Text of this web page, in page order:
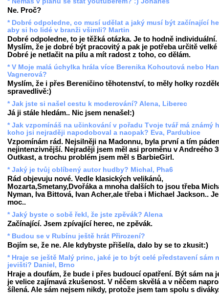
Ne. Proč?
* Dobré odpoledne, co musí udělat a jaký musí být začínající
aby si ho lidé v branži všimli? Martin
Dobré odpoledne, to je těžká otázka. Je to hodně individuální.
Myslím, že je dobré být pracovitý a pak je potřeba určitě
Dobré je netlačit na pilu a mít radost z toho, co dělám.
* V Moje malá úchylka hrála více Berenika Kohoutová nebo
Vagnerová?
Myslím, že i přes Bereničino těhotenství, to měly holky
spravedlivě:)
* Jak jste si našel cestu k moderování? Alena, Liberec
Já ji stále hledám.. Nic jsem nenašel:)
* Jak vzpomínáš na učinkování v pořadu Tvoje tvář má známý
koho jsi nejraději napodoboval a naopak? Eva, Pardubice
Vzpomínám rád. Nejsilněji na Madonnu, byla první a tím
nejintenzivnější. Nejraději jsem měl asi proměnu v Andreého
Outkast, a trochu problém jsem měl s BarbieGirl.
* Jaký je tvůj oblíbený autor hudby? Michal, Pha6
Rád objevuju nové. Vedle klasických velikánů,
Mozarta,Smetany,Dvořáka a mnoha dalších to jsou třeba
Nyman, Iva Bittová, Ivan Acher,ale třeba i Michael Jackson..
moc..
* Jaký byste o sobě řekl, že jste zpěvák? Alena
Začínající. Jsem zpívající herec, ne zpěvák.
* Budou se v Rubínu ještě hrát Přirození?
Bojím se, že ne. Ale kdybyste přišel/a, dalo by se to zkusit:)
* Hraje se ještě Malý princ, jaké je to být celé představení sám
jevišti? Daniel, Brno
Hraje a doufám, že bude i přes budoucí opatření. Být sám na
je velice zajímavá zkušenost. V něčem skvělá a v něčem
šílená. Ale sám nejsem nikdy, protože jsem tam spolu s